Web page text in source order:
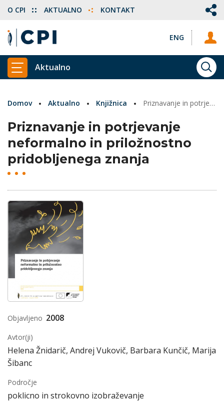
ENG
O CPI AKTUALNO KONTAKT
PRIKAŽI GLAVNI MENI
Aktualno
Domov Aktualno Knjižnica Priznavanje in potrjevanje neformalno in priložnostno pridobljenega znanja
Priznavanje in potrjevanje
neformalno in priložnostno
pridobljenega znanja
Objavljeno 2008
Avtor(ji)
Helena Žnidarič, Andrej Vukovič, Barbara Kunčič, Marija
Šibanc
Področje
poklicno in strokovno izobraževanje